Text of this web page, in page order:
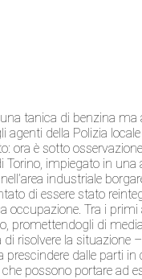
tanica di benzina ma
della Polizia
ora è sotto
impiegato in una
industriale
di essere stato
occupazione. Tra i
promettendogli di
risolvere la situazione
dalle parti
possono portare ad